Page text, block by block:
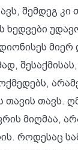
შემდეგ კი
ხედვები
თავის თავს.
მიღმაა,
როდესაც